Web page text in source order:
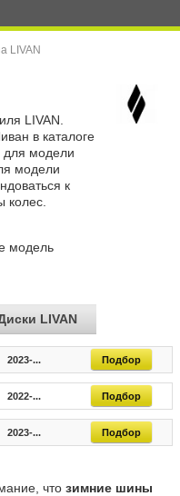
LIVAN
LIVAN.
в каталоге
модели
модели
к
колес.
модель
LIVAN
2023-... Подбор
2022-... Подбор
2023-... Подбор
что зимние шины